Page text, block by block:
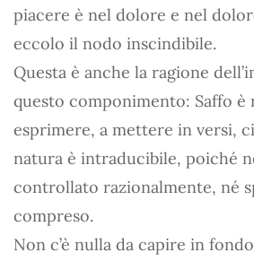
piacere è nel dolore e nel
eccolo il nodo inscindibile.
Questa è anche la ragione
questo componimento: Saffo è
esprimere, a mettere in versi,
natura è intraducibile, poiché
controllato razionalmente, né
compreso.
Non c’è nulla da capire in